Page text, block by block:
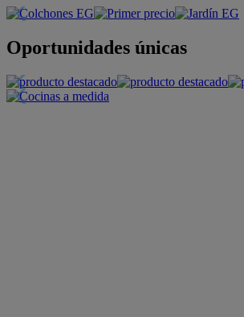
Oportunidades únicas